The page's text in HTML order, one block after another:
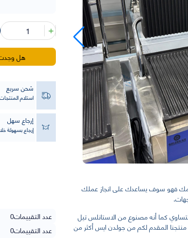
كمية
سخان
سندوتشات
جولدن
هل وجدت
شحن سريع
استلام
إرجاع سهل
إرجاع بسهولة خلال 14
فهو سوف يساعدك على انجاز عملك
بشكل متساوي كما أنه مصنوع من الاستانلس تيل
منتجنا المقدم لكم من جولدن ايس أكثر من
عدد التقييمات0
عدد التقييمات0